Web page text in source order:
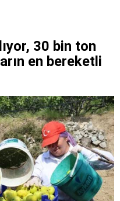
30 bin ton
en bereketli